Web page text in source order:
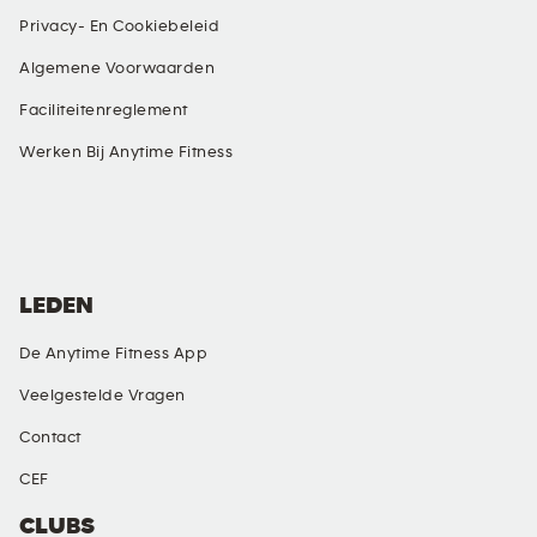
Privacy- En Cookiebeleid
Algemene Voorwaarden
Faciliteitenreglement
Werken Bij Anytime Fitness
CLUBS
LEDEN
De Anytime Fitness App
Veelgestelde Vragen
Contact
CEF